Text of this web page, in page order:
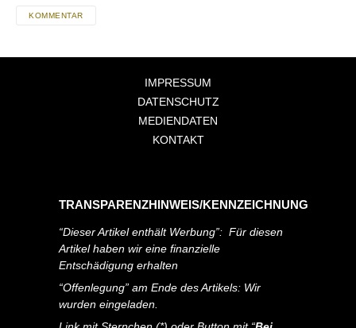
KOMMENTAR
IMPRESSUM
DATENSCHUTZ
MEDIENDATEN
KONTAKT
TRANSPARENZHINWEIS/KENNZEICHNUNG
“Dieser Artikel enthält Werbung”: Für diesen
Artikel haben wir eine finanzielle
Entschädigung erhalten
“Offenlegung” am Ende des Artikels: Wir
wurden eingeladen.